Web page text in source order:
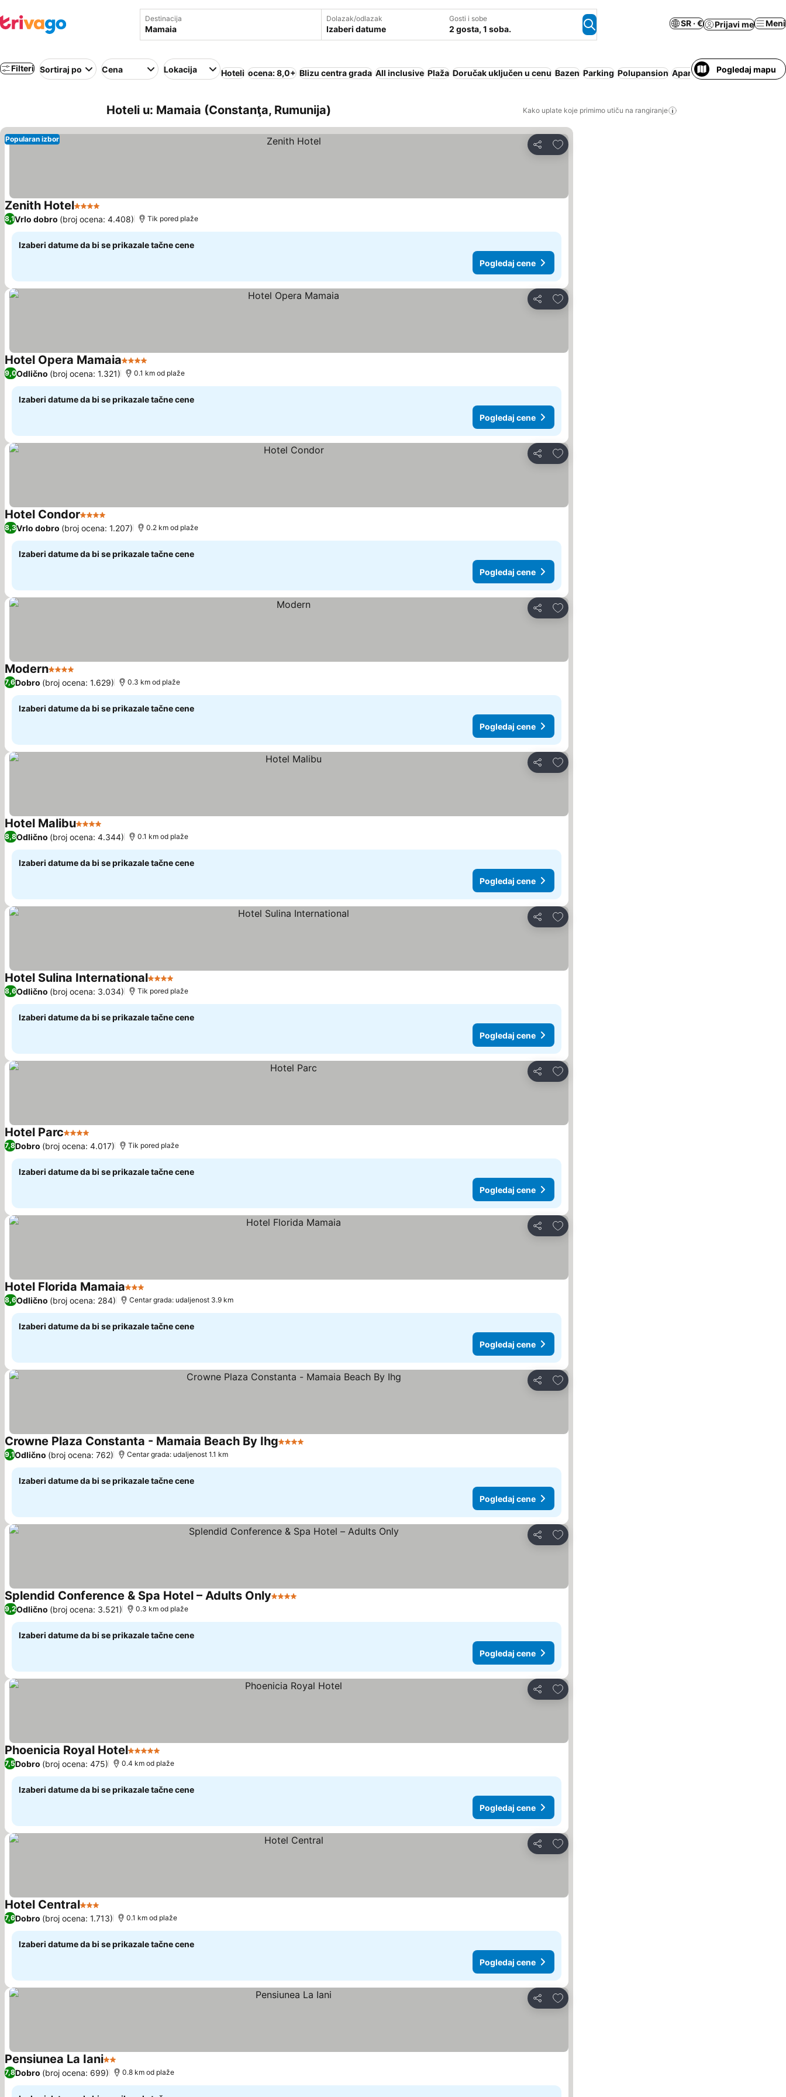
Destinacija Dolazak/odlazak
Izaberi datume
Gosti i sobe
2 gosta, 1 soba.
SR · € Prijavi me Meni
Filteri Sortiraj po Cena Lokacija Hoteli ocena: 8,0+ Blizu centra grada All inclusive Plaža Doručak uključen u cenu Bazen Parking Polupansion Apart hotel Klimatizacija
Pogledaj mapu
Hoteli u: Mamaia (Constanţa, Rumunija) Kako uplate koje primimo utiču na rangiranje
Deli
Dodati u favorite
Popularan izbor
Zenith Hotel4 ZvezdicePogledaj cene
8,1Vrlo dobro (broj ocena: 4.408) Tik pored plaže
Izaberi datume da bi se prikazale tačne cene
Pogledaj cene
Deli
Dodati u favorite
Hotel Opera Mamaia4 Zvezdice
9,0Odlično (broj ocena: 1.321) 0.1 km od plaže
Izaberi datume da bi se prikazale tačne cene
Pogledaj cene
Deli
Dodati u favorite
Hotel Condor4 ZvezdicePogledaj cene
8,3Vrlo dobro (broj ocena: 1.207) 0.2 km od plaže
Izaberi datume da bi se prikazale tačne cene
Pogledaj cene
Deli
Dodati u favorite
Modern4 ZvezdicePogledaj cene
7,6Dobro (broj ocena: 1.629) 0.3 km od plaže
Izaberi datume da bi se prikazale tačne cene
Pogledaj cene
Deli
Dodati u favorite
Hotel Malibu4 ZvezdicePogledaj cene
8,8Odlično (broj ocena: 4.344) 0.1 km od plaže
Izaberi datume da bi se prikazale tačne cene
Pogledaj cene
Deli
Dodati u favorite
Hotel Sulina International4 Zvezdice
8,6Odlično (broj ocena: 3.034) Tik pored plaže
Izaberi datume da bi se prikazale tačne cene
Pogledaj cene
Deli
Dodati u favorite
Hotel Parc4 ZvezdicePogledaj cene
7,8Dobro (broj ocena: 4.017) Tik pored plaže
Izaberi datume da bi se prikazale tačne cene
Pogledaj cene
Deli
Dodati u favorite
Hotel Florida Mamaia3 Zvezdice
8,6Odlično (broj ocena: 284) Centar grada: udaljenost 3.9 km
Izaberi datume da bi se prikazale tačne cene
Pogledaj cene
Deli
Dodati u favorite
Crowne Plaza Constanta - Mamaia Beach By Ihg4 Zvezdice
9,1Odlično (broj ocena: 762) Centar grada: udaljenost 1.1 km
Izaberi datume da bi se prikazale tačne cene
Pogledaj cene
Deli
Dodati u favorite
Splendid Conference & Spa Hotel – Adults Only4 Zvezdice
9,2Odlično (broj ocena: 3.521) 0.3 km od plaže
Izaberi datume da bi se prikazale tačne cene
Pogledaj cene
Deli
Dodati u favorite
Phoenicia Royal Hotel5 Zvezdice
7,5Dobro (broj ocena: 475) 0.4 km od plaže
Izaberi datume da bi se prikazale tačne cene
Pogledaj cene
Deli
Dodati u favorite
Hotel Central3 ZvezdicePogledaj cene
7,6Dobro (broj ocena: 1.713) 0.1 km od plaže
Izaberi datume da bi se prikazale tačne cene
Pogledaj cene
Deli
Dodati u favorite
Pensiunea La Iani2 Zvezdice
Pogledaj cene
7,8Dobro (broj ocena: 699) 0.8 km od plaže